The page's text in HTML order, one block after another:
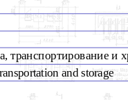
транспортирование и
and storage